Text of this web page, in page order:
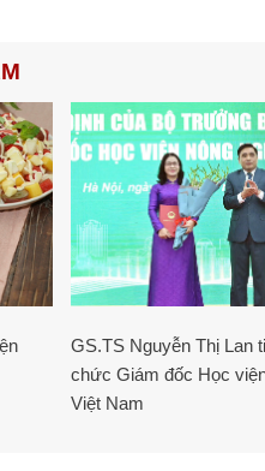
GS.TS Nguyễn Thị Lan
chức Giám đốc Học
Việt Nam